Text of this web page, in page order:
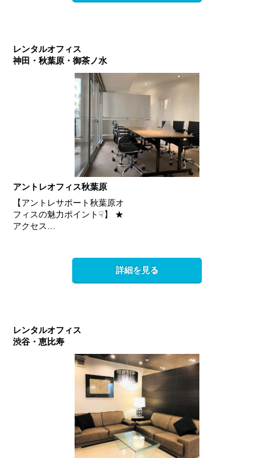
レンタルオフィス
神田・秋葉原・御茶ノ水
アントレオフィス秋葉原
【アントレサポート秋葉原オ
フィスの魅力ポイント☟】 ★
アクセス…
詳細を見る
レンタルオフィス
渋谷・恵比寿